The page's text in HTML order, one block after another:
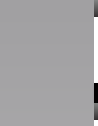
من الرمثا